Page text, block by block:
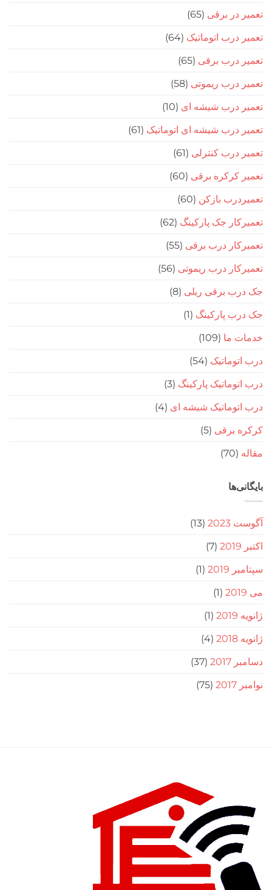
برقی (65)
اتوماتیک (64)
درب برقی (65)
درب ریموتی(58)
درب شیشه ای(10)
درب شیشه ای اتوماتیک (61)
درب کنترلی(61)
کرکره برقی(60)
بازکن(60)
جک پارکینگ (62)
درب برقی (55)
درب ریموتی(56)
برقی ریلی(8)
پارکینگ (1)
ما(109)
(54)
پارکینگ (3)
شیشه ای(4)
برقی(5)
(13)
(7)
(1)
(1)
(1)
(4)
(37)
(75)